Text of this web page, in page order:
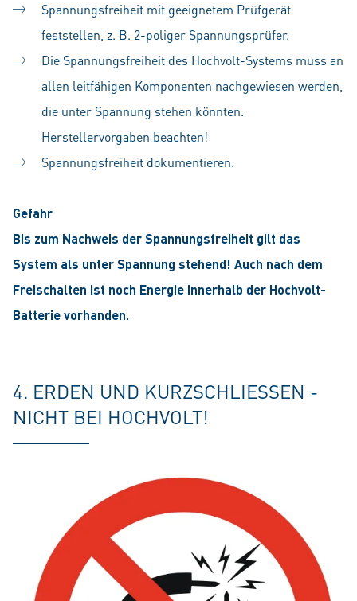
Spannungsfreiheit mit geeignetem Prüfgerät
feststellen, z. B. 2-poliger Spannungsprüfer.
Die Spannungsfreiheit des Hochvolt-Systems muss an
allen leitfähigen Komponenten nachgewiesen werden,
die unter Spannung stehen könnten.
Herstellervorgaben beachten!
Spannungsfreiheit dokumentieren.
Gefahr
Bis zum Nachweis der Spannungsfreiheit gilt das
System als unter Spannung stehend! Auch nach dem
Freischalten ist noch Energie innerhalb der Hochvolt-
Batterie vorhanden.
4. ERDEN UND KURZSCHLIESSEN -
NICHT BEI HOCHVOLT!